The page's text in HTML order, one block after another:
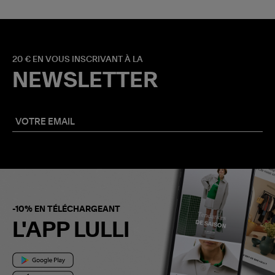
20 € EN VOUS INSCRIVANT À LA
NEWSLETTER
-10% EN TÉLÉCHARGEANT
L'APP LULLI